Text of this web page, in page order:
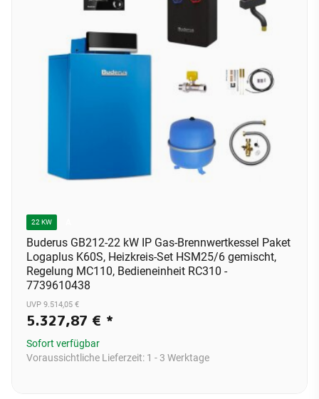
22 KW
Buderus GB212-22 kW IP Gas-Brennwertkessel Paket
Logaplus K60S, Heizkreis-Set HSM25/6 gemischt,
Regelung MC110, Bedieneinheit RC310 -
7739610438
UVP 9.514,05 €
5.327,87 € *
Sofort verfügbar
Voraussichtliche Lieferzeit: 1 - 3 Werktage